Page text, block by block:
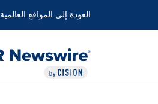
العودة إلى المواقع العالمية